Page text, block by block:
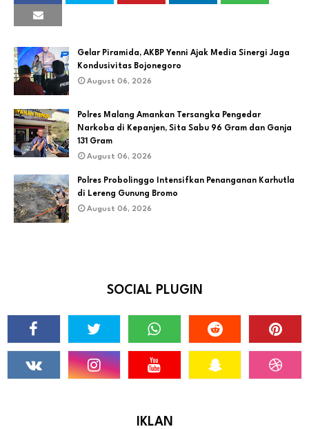
Gelar Piramida, AKBP Yenni Ajak Media Sinergi Jaga
Kondusivitas Bojonegoro
August 06, 2026
Polres Malang Amankan Tersangka Pengedar
Narkoba di Kepanjen, Sita Sabu 96 Gram dan Ganja
131 Gram
August 06, 2026
Polres Probolinggo Intensifkan Penanganan Karhutla
di Lereng Gunung Bromo
August 06, 2026
SOCIAL PLUGIN
IKLAN